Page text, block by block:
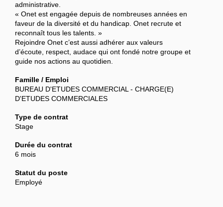
administrative.
« Onet est engagée depuis de nombreuses années en
faveur de la diversité et du handicap. Onet recrute et
reconnaît tous les talents. »
Rejoindre Onet c’est aussi adhérer aux valeurs
d’écoute, respect, audace qui ont fondé notre groupe et
guide nos actions au quotidien.
Famille / Emploi
BUREAU D'ETUDES COMMERCIAL - CHARGE(E)
D'ETUDES COMMERCIALES
Type de contrat
Stage
Durée du contrat
6 mois
Statut du poste
Employé